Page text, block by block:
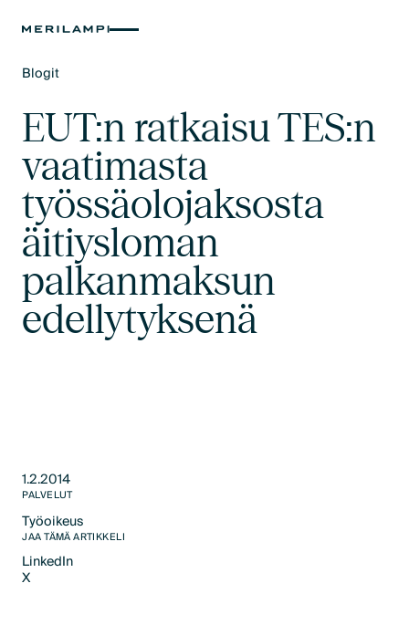
Blogit
EUT:n ratkaisu TES:n
vaatimasta
työssäolojaksosta
äitiysloman
palkanmaksun
edellytyksenä
1.2.2014
PALVELUT
Työoikeus
Text Link
JAA TÄMÄ ARTIKKELI
LinkedIn
LinkedIn
X